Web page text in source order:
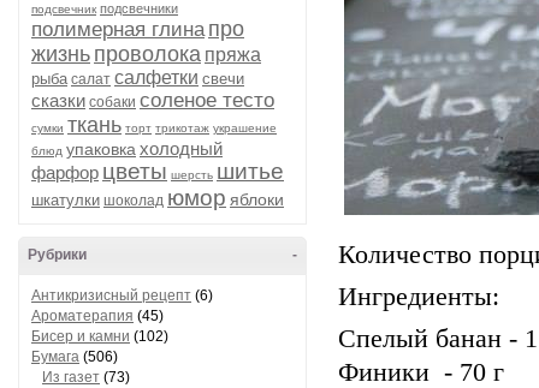
подсвечник подсвечники
полимерная глина про
жизнь проволока пряжа
рыба салат салфетки свечи
сказки собаки соленое тесто
сумки ткань торт трикотаж украшение
блюд упаковка холодный
фарфор цветы шерсть шитье
шкатулки шоколад юмор яблоки
-
Рубрики
Антикризисный рецепт (6)
Ароматерапия (45)
Бисер и камни (102)
Бумага (506)
Из газет (73)
Количество
Ингредиенты:
Спелый банан -
Финики - 70 г